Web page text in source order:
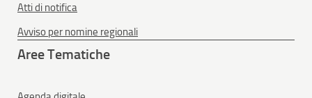
Atti di notifica
Avviso per nomine regionali
Aree Tematiche